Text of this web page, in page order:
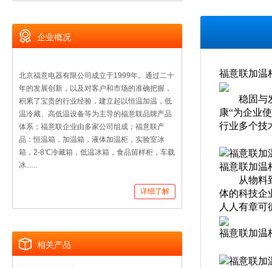
企业概况
北京福意电器有限公司成立于1999年。通过二十
年的发展创新，以及对客户和市场的准确把握，
积累了宝贵的行业经验，建立起以恒温加温，低
温冷藏、高低温设备等为主导的福意联品牌产品
体系；福意联企业由多家公司组成；福意联产
品：恒温箱，加温箱，液体加温柜，实验室冰
箱，2-8℃冷藏箱，低温冰箱，食品留样柜，车载
冰......
详细了解
相关产品
福意联加温
稳固与发
康“为企业
行业多个技
福意联加温
从物料到
体的科技企
人人有章可
福意联加温